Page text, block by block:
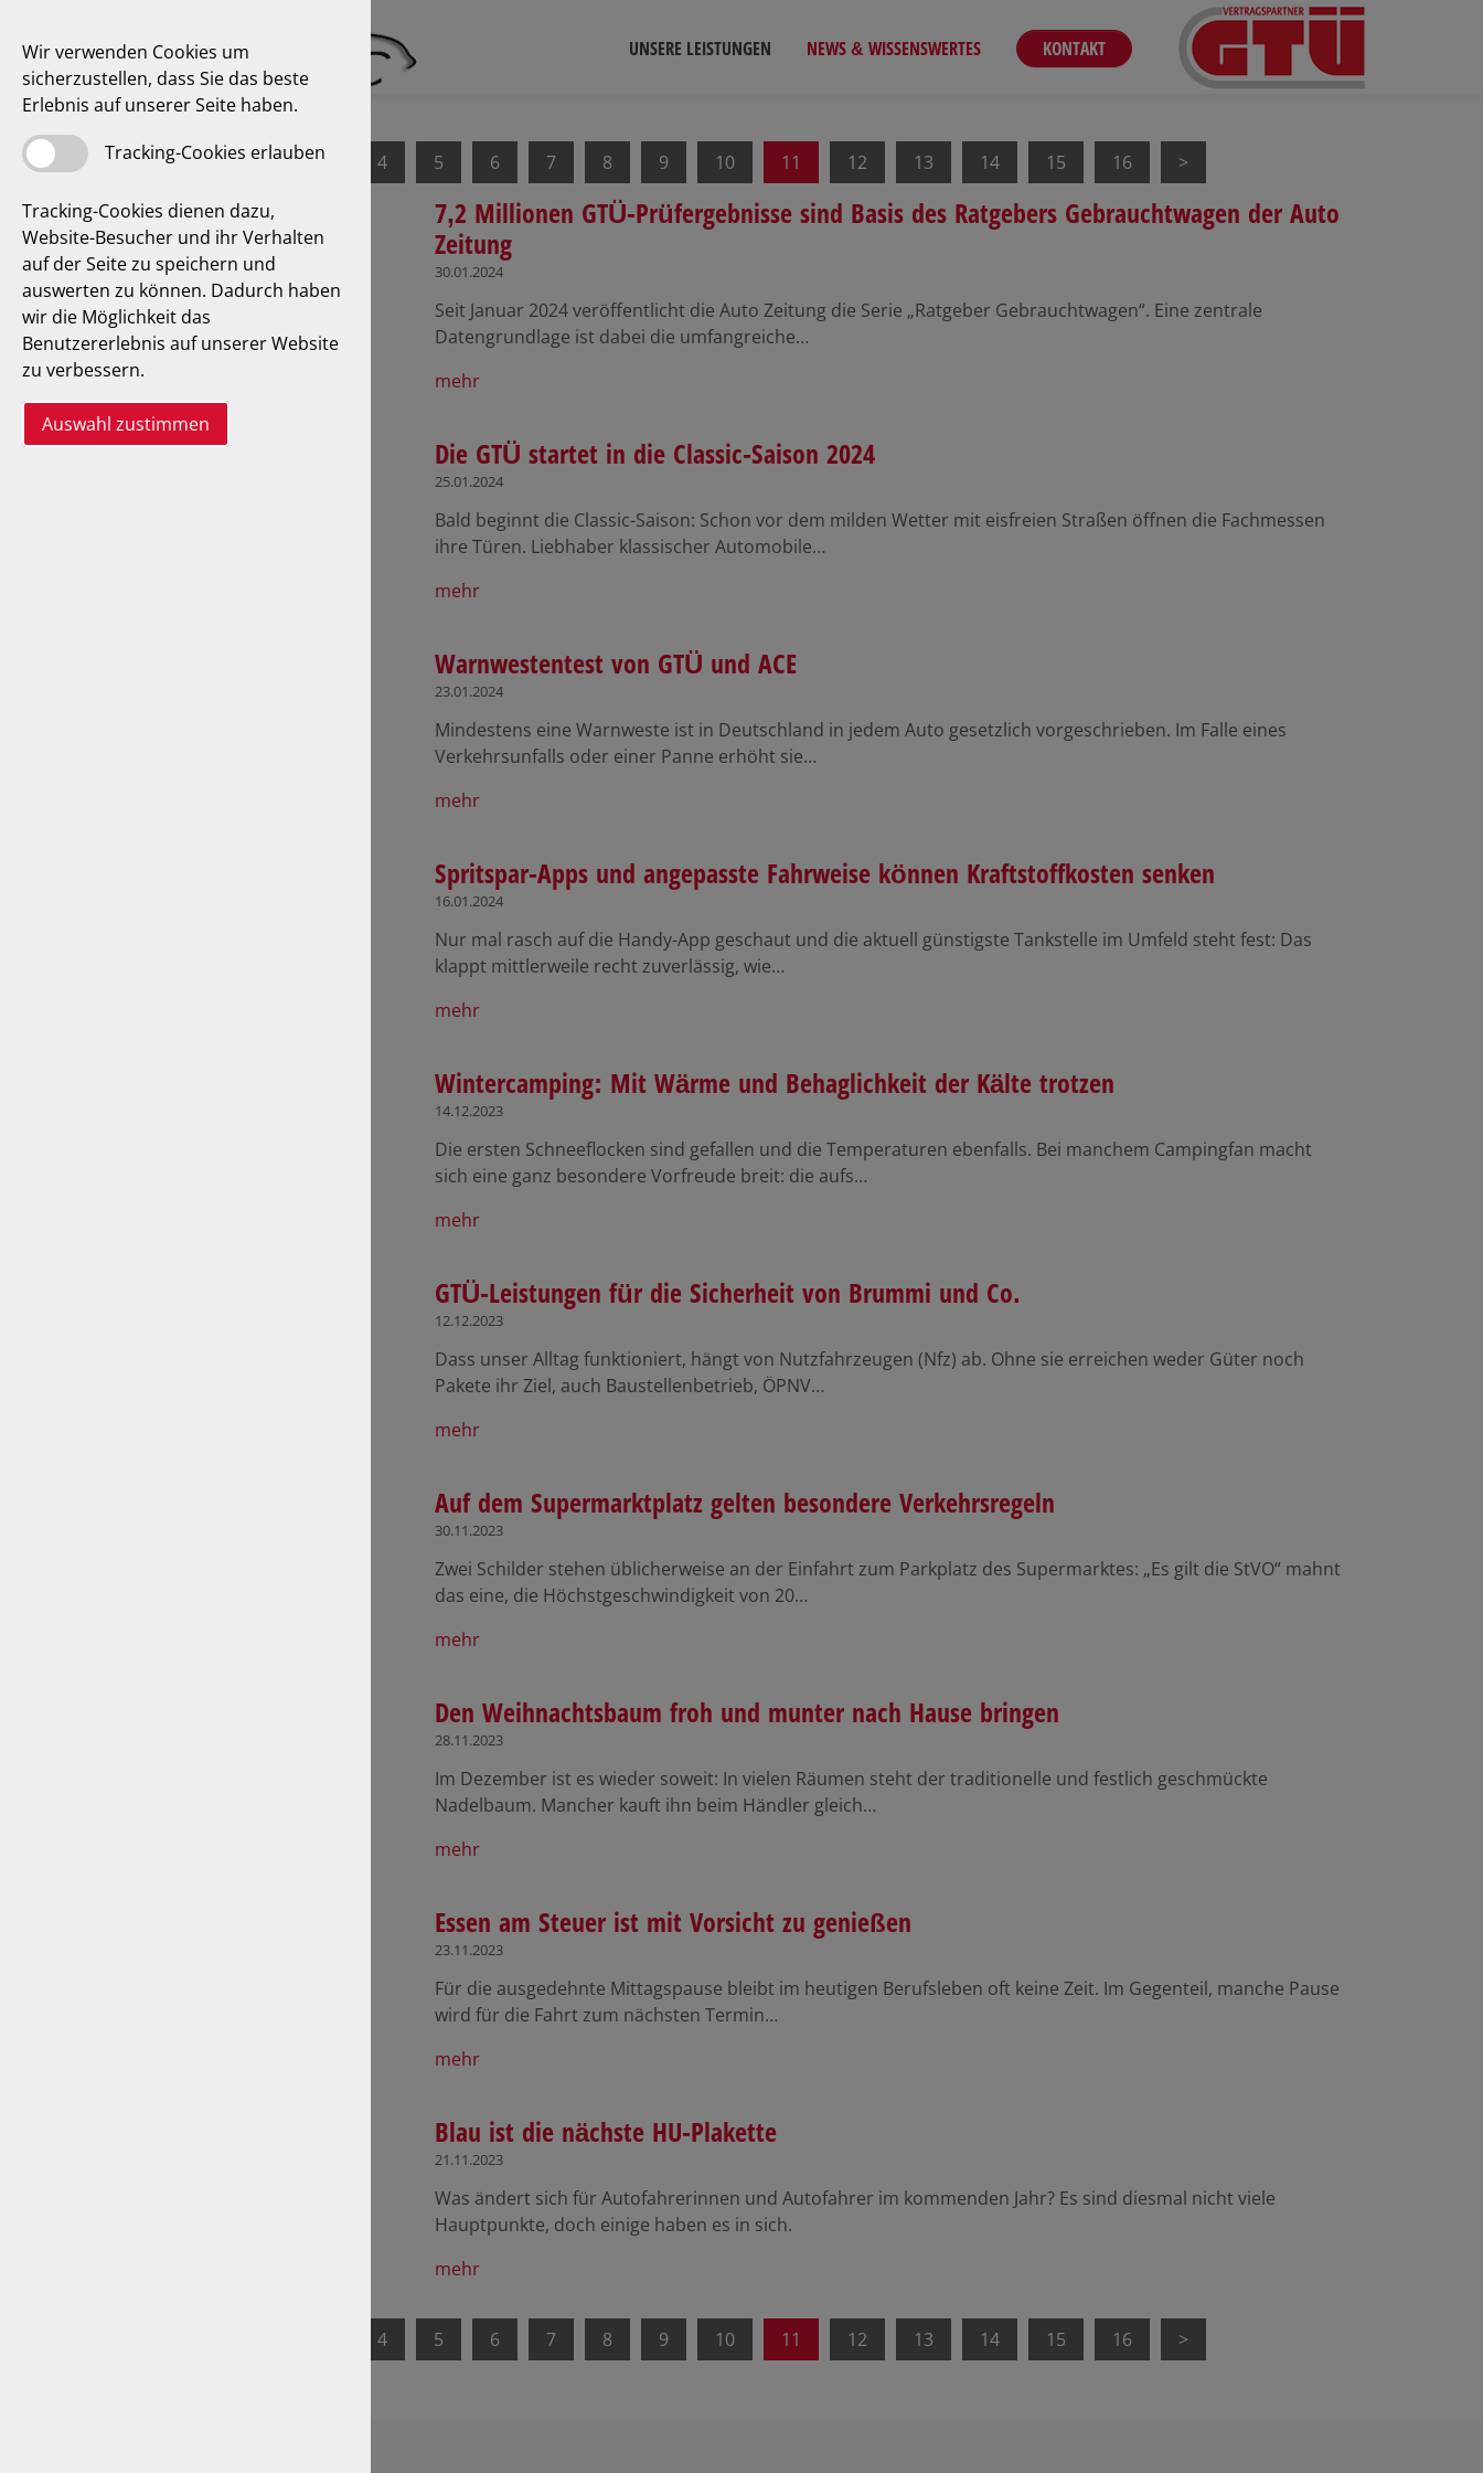
UNSERE LEISTUNGEN NEWS & WISSENSWERTES KONTAKT
1 2 3 4 5 6 7 8 9 10 11 12 13 14 15 16
7,2 Millionen GTÜ-Prüfergebnisse sind Basis des Ratgebers Gebrauchtwagen der Auto
Zeitung
30.01.2024
Seit Januar 2024 veröffentlicht die Auto Zeitung die Serie „Ratgeber Gebrauchtwagen“. Eine zentrale
Datengrundlage ist dabei die umfangreiche…
mehr
Die GTÜ startet in die Classic-Saison 2024
25.01.2024
Bald beginnt die Classic-Saison: Schon vor dem milden Wetter mit eisfreien Straßen öffnen die Fachmessen
ihre Türen. Liebhaber klassischer Automobile…
mehr
Warnwestentest von GTÜ und ACE
23.01.2024
Mindestens eine Warnweste ist in Deutschland in jedem Auto gesetzlich vorgeschrieben. Im Falle eines
Verkehrsunfalls oder einer Panne erhöht sie…
mehr
Spritspar-Apps und angepasste Fahrweise können Kraftstoffkosten senken
16.01.2024
Nur mal rasch auf die Handy-App geschaut und die aktuell günstigste Tankstelle im Umfeld steht fest: Das
klappt mittlerweile recht zuverlässig, wie…
mehr
Wintercamping: Mit Wärme und Behaglichkeit der Kälte trotzen
14.12.2023
Die ersten Schneeflocken sind gefallen und die Temperaturen ebenfalls. Bei manchem Campingfan macht
sich eine ganz besondere Vorfreude breit: die aufs…
mehr
GTÜ-Leistungen für die Sicherheit von Brummi und Co.
12.12.2023
Dass unser Alltag funktioniert, hängt von Nutzfahrzeugen (Nfz) ab. Ohne sie erreichen weder Güter noch
Pakete ihr Ziel, auch Baustellenbetrieb, ÖPNV…
mehr
Auf dem Supermarktplatz gelten besondere Verkehrsregeln
30.11.2023
Zwei Schilder stehen üblicherweise an der Einfahrt zum Parkplatz des Supermarktes: „Es gilt die StVO“ mahnt
das eine, die Höchstgeschwindigkeit von 20…
mehr
Den Weihnachtsbaum froh und munter nach Hause bringen
28.11.2023
Im Dezember ist es wieder soweit: In vielen Räumen steht der traditionelle und festlich geschmückte
Nadelbaum. Mancher kauft ihn beim Händler gleich…
mehr
Essen am Steuer ist mit Vorsicht zu genießen
23.11.2023
Für die ausgedehnte Mittagspause bleibt im heutigen Berufsleben oft keine Zeit. Im Gegenteil, manche Pause
wird für die Fahrt zum nächsten Termin…
mehr
Blau ist die nächste HU-Plakette
21.11.2023
Was ändert sich für Autofahrerinnen und Autofahrer im kommenden Jahr? Es sind diesmal nicht viele
Hauptpunkte, doch einige haben es in sich.
mehr
4 5 6 7 8 9 10 11 12 13 14 15 16
Wir verwenden Cookies um
sicherzustellen, dass Sie das beste
Erlebnis auf unserer Seite haben.
Tracking-Cookies erlauben
Tracking-Cookies dienen dazu,
Website-Besucher und ihr Verhalten
auf der Seite zu speichern und
auswerten zu können. Dadurch haben
wir die Möglichkeit das
Benutzererlebnis auf unserer Website
zu verbessern.
Auswahl zustimmen